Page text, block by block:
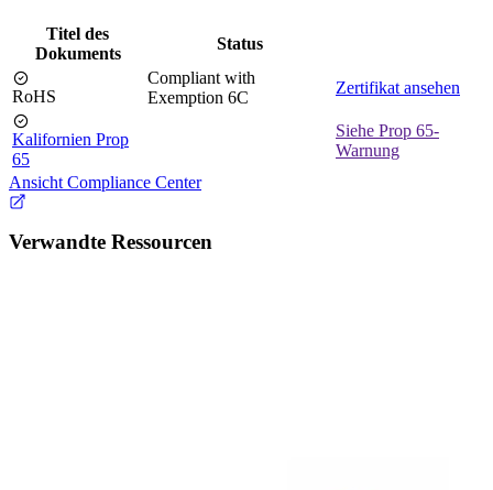
Titel des
Dokuments
Status
RoHS
Compliant with
Exemption 6C
Zertifikat ansehen
Kalifornien Prop
65
Siehe Prop 65-
Warnung
Ansicht Compliance Center
Verwandte Ressourcen